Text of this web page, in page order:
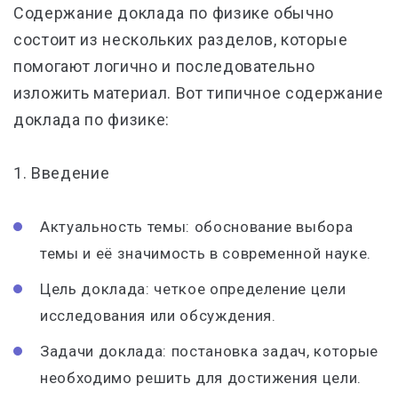
Содержание доклада по физике обычно
состоит из нескольких разделов, которые
помогают логично и последовательно
изложить материал. Вот типичное содержание
доклада по физике:
1. Введение
Актуальность темы: обоснование выбора
темы и её значимость в современной науке.
Цель доклада: четкое определение цели
исследования или обсуждения.
Задачи доклада: постановка задач, которые
необходимо решить для достижения цели.